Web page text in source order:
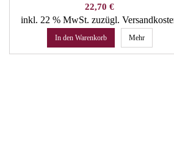
Preis
22,70 €
inkl. 22 % MwSt. zuzügl.
In den Warenkorb Mehr